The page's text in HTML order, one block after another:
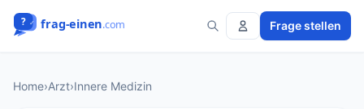
Frage stellen
Home›Arzt›Innere Medizin